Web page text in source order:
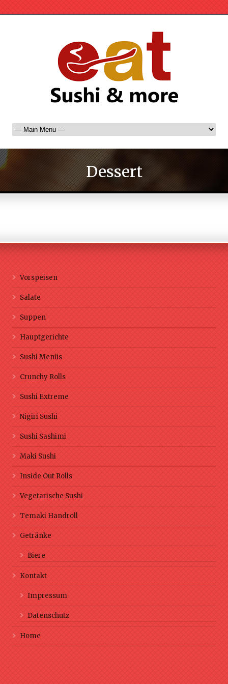
Dessert
Vorspeisen
Salate
Suppen
Hauptgerichte
Sushi Menüs
Crunchy Rolls
Sushi Extreme
Nigiri Sushi
Sushi Sashimi
Maki Sushi
Inside Out Rolls
Vegetarische Sushi
Temaki Handroll
Getränke
Biere
Kontakt
Impressum
Datenschutz
Home